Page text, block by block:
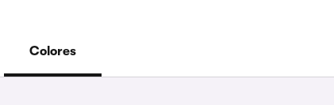
Colores